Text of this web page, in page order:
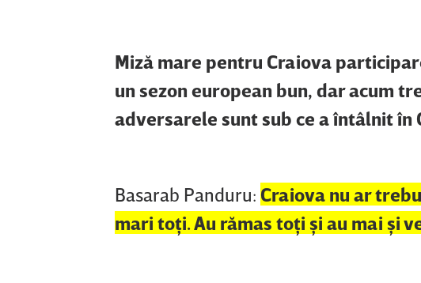
Miză mare pentru Craiova
un sezon european bun, dar acum
adversarele sunt sub ce a întâlnit în
Basarab Panduru: Craiova nu ar
mari toţi. Au rămas toţi şi au mai şi